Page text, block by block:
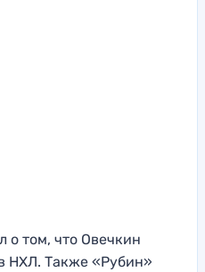
о том, что Овечкин
НХЛ. Также «Рубин»